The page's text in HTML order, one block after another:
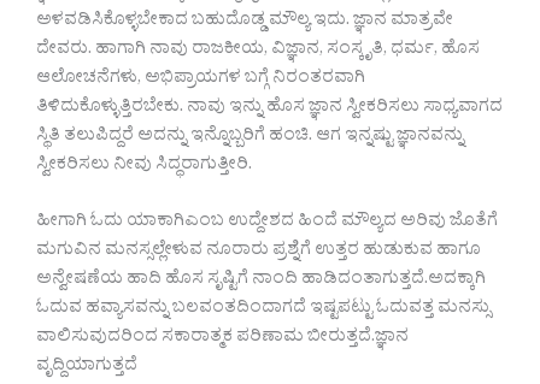
ಅಳವಡಿಸಿಕೊಳ್ಳಬೇಕಾದ ಬಹುದೊಡ್ಡ ಮೌಲ್ಯ ಇದು. ಜ್ಞಾನ ಮಾತ್ರವೇ
ದೇವರು. ಹಾಗಾಗಿ ನಾವು ರಾಜಕೀಯ, ವಿಜ್ಞಾನ, ಸಂಸ್ಕೃತಿ, ಧರ್ಮ, ಹೊಸ
ಆಲೋಚನೆಗಳು, ಅಭಿಪ್ರಾಯಗಳ ಬಗ್ಗೆ ನಿರಂತರವಾಗಿ
ತಿಳಿದುಕೊಳ್ಳುತ್ತಿರಬೇಕು. ನಾವು ಇನ್ನು ಹೊಸ ಜ್ಞಾನ ಸ್ವೀಕರಿಸಲು ಸಾಧ್ಯವಾಗದ
ಸ್ಥಿತಿ ತಲುಪಿದ್ದರೆ ಅದನ್ನು ಇನ್ನೊಬ್ಬರಿಗೆ ಹಂಚಿ. ಆಗ ಇನ್ನಷ್ಟು ಜ್ಞಾನವನ್ನು
ಸ್ವೀಕರಿಸಲು ನೀವು ಸಿದ್ಧರಾಗುತ್ತೀರಿ.
ಹೀಗಾಗಿ ಓದು ಯಾಕಾಗಿಎಂಬ ಉದ್ದೇಶದ ಹಿಂದೆ ಮೌಲ್ಯದ ಅರಿವು ಜೊತೆಗೆ
ಮಗುವಿನ ಮನಸ್ಸಲ್ಲೇಳುವ ನೂರಾರು ಪ್ರಶ್ನೆಗೆ ಉತ್ತರ ಹುಡುಕುವ ಹಾಗೂ
ಅನ್ವೇಷಣೆಯ ಹಾದಿ ಹೊಸ ಸೃಷ್ಟಿಗೆ ನಾಂದಿ ಹಾಡಿದಂತಾಗುತ್ತದೆ.ಅದಕ್ಕಾಗಿ
ಓದುವ ಹವ್ಯಾಸವನ್ನು ಬಲವಂತದಿಂದಾಗದೆ ಇಷ್ಟಪಟ್ಟು ಓದುವತ್ತ ಮನಸ್ಸು
ವಾಲಿಸುವುದರಿಂದ ಸಕಾರಾತ್ಮಕ ಪರಿಣಾಮ ಬೀರುತ್ತದೆ.ಜ್ಞಾನ
ವೃದ್ದಿಯಾಗುತ್ತದೆ